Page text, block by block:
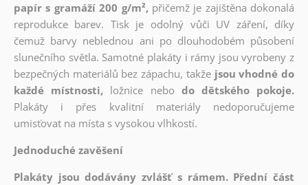
papír s gramáží 200 g/m², přičemž je zajištěna dokonalá
reprodukce barev. Tisk je odolný vůči UV záření, díky
čemuž barvy neblednou ani po dlouhodobém působení
slunečního světla. Samotné plakáty i rámy jsou vyrobeny z
bezpečných materiálů bez zápachu, takže jsou vhodné do
každé místnosti, ložnice nebo do dětského pokoje.
Plakáty i přes kvalitní materiály nedoporučujeme
umisťovat na místa s vysokou vlhkostí.
Jednoduché zavěšení
Plakáty jsou dodávány zvlášť s rámem. Přední část